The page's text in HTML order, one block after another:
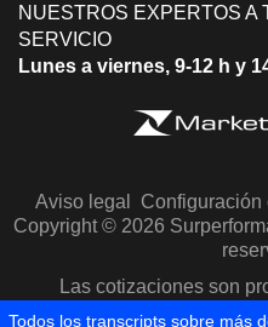
NUESTROS EXPERTOS A
SERVICIO
Lunes a viernes, 9-12 h y
Aviso legal Configuración
Copyright © 2026
Las cotizaciones son
Morningstar
Todos los transcripts sobre más